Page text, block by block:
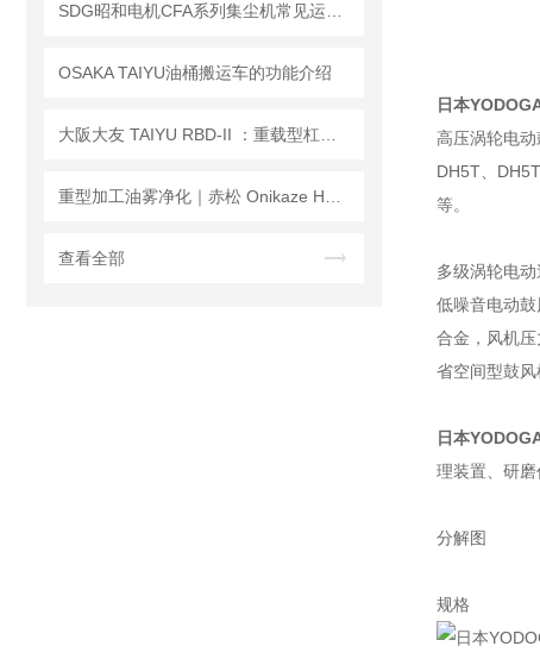
OSAKA TAIYU油桶搬运车的功能介绍
查看全部
日本
高压涡轮电
DH5T、
等。
多级涡轮电
低噪音电动
合金，风机
省空间型鼓
日本
理装置、研磨
分解图
规格